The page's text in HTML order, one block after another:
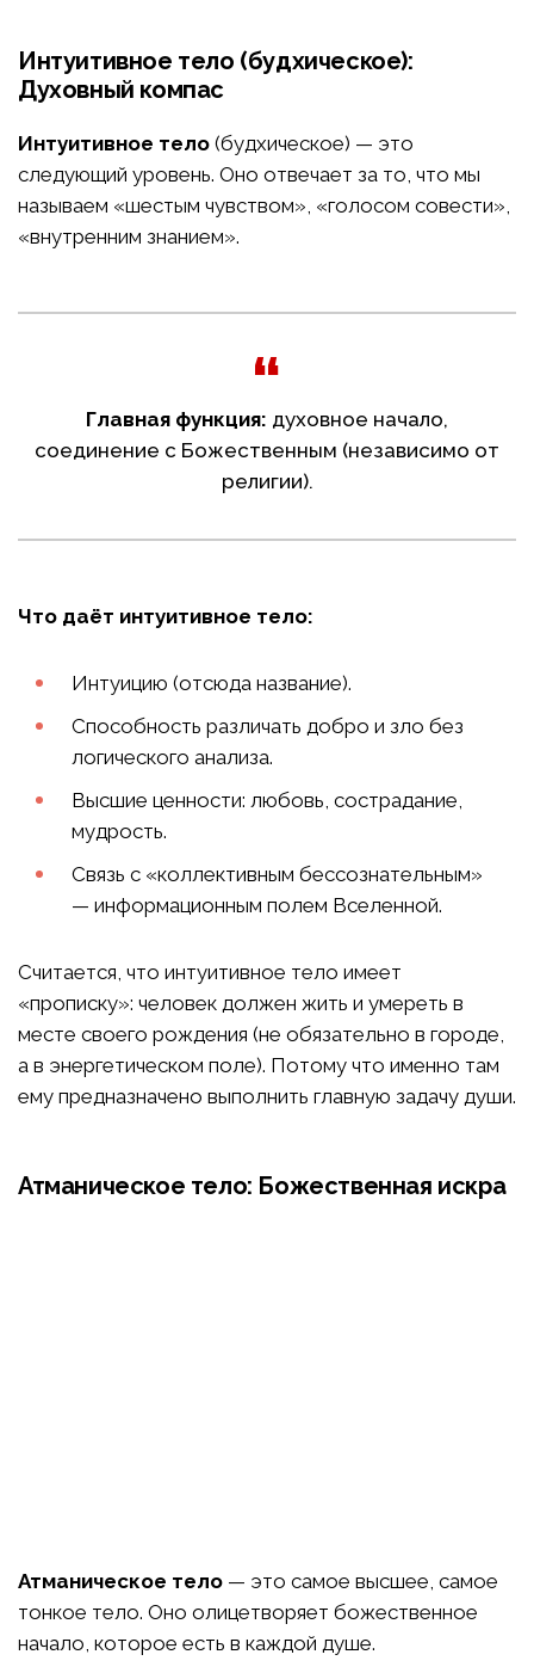
Интуитивное тело (будхическое):
Духовный компас
Интуитивное тело (будхическое) — это
следующий уровень. Оно отвечает за то, что мы
называем «шестым чувством», «голосом совести»,
«внутренним знанием».
Главная функция: духовное начало,
соединение с Божественным (независимо от
религии).
Что даёт интуитивное тело:
Интуицию (отсюда название).
Способность различать добро и зло без
логического анализа.
Высшие ценности: любовь, сострадание,
мудрость.
Связь с «коллективным бессознательным»
— информационным полем Вселенной.
Считается, что интуитивное тело имеет
«прописку»: человек должен жить и умереть в
месте своего рождения (не обязательно в городе,
а в энергетическом поле). Потому что именно там
ему предназначено выполнить главную задачу души.
Атманическое тело: Божественная искра
Атманическое тело — это самое высшее, самое
тонкое тело. Оно олицетворяет божественное
начало, которое есть в каждой душе.